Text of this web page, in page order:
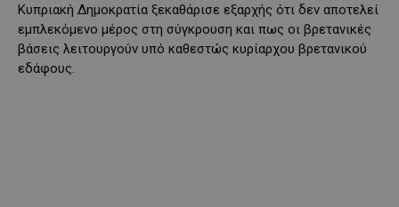
Κυπριακή Δημοκρατία ξεκαθάρισε εξαρχής ότι δεν αποτελεί
εμπλεκόμενο μέρος στη σύγκρουση και πως οι βρετανικές
βάσεις λειτουργούν υπό καθεστώς κυρίαρχου βρετανικού
εδάφους.